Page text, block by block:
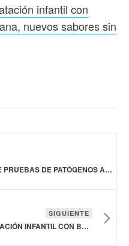
infantil con
nuevos sabores sin
SE PREVÉ QUE MERCADO DE PRUEBAS DE PATÓGENOS ALIMENTARIOS ALCANCE LOS 23,900 MDD EN 2031
SIGUIENTE
BONAFONT PROMUEVE LA HIDRATACIÓN INFANTIL CON BONAFONT KIDS UVA Y MANZANA, NUEVOS SABORES SIN AZÚCAR